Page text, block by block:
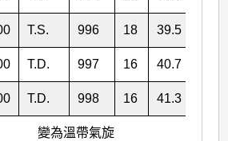
T.S. 996 18 39.5
T.D. 997 16 40.7
T.D. 998 16 41.3
變為溫帶氣旋